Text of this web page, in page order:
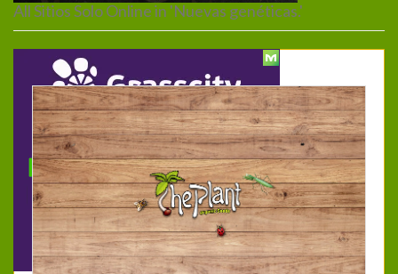
All Sitios Solo Online in 'Nuevas genéticas.'